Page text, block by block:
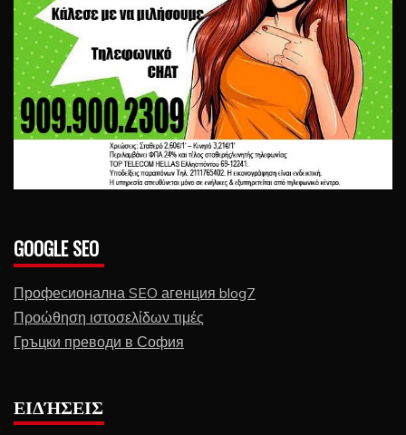
GOOGLE SEO
Професионална SEO агенция blog7
Προώθηση ιστοσελίδων τιμές
Гръцки преводи в София
ΕΙΔΉΣΕΙΣ